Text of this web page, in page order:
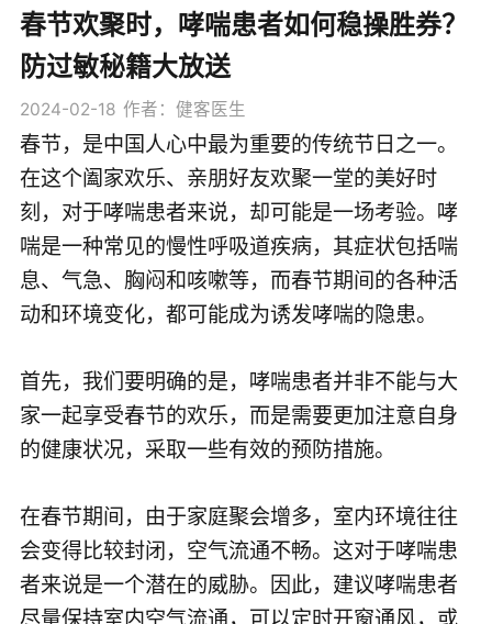
春节欢聚时，哮喘患者如何稳操胜券？
防过敏秘籍大放送
2024-02-18 作者：健客医生
春节，是中国人心中最为重要的传统节日之一。
在这个阖家欢乐、亲朋好友欢聚一堂的美好时
刻，对于哮喘患者来说，却可能是一场考验。哮
喘是一种常见的慢性呼吸道疾病，其症状包括喘
息、气急、胸闷和咳嗽等，而春节期间的各种活
动和环境变化，都可能成为诱发哮喘的隐患。
首先，我们要明确的是，哮喘患者并非不能与大
家一起享受春节的欢乐，而是需要更加注意自身
的健康状况，采取一些有效的预防措施。
在春节期间，由于家庭聚会增多，室内环境往往
会变得比较封闭，空气流通不畅。这对于哮喘患
者来说是一个潜在的威胁。因此，建议哮喘患者
尽量保持室内空气流通，可以定时开窗通风，或